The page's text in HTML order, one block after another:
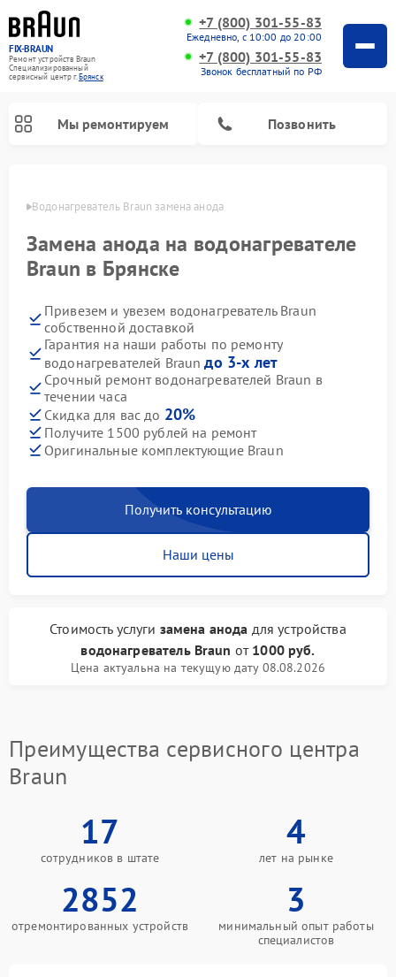
FIX-BRAUN
Ремонт устройств Braun
Специализированный
cервисный центр г.Брянск
+7 (800) 301-55-83
Ежедневно, с 10:00 до 20:00
+7 (800) 301-55-83
Звонок бесплатный по РФ
Мы ремонтируем Позвонить
Водонагреватель Braun замена анода
Замена анода на водонагревателе
Braun в Брянске
Привезем и увезем водонагреватель Braun
собственной доставкой
Гарантия на наши работы по ремонту
водонагревателей Braunдо 3-х лет
Срочный ремонт водонагревателей Braun в
течении часа
Скидка для вас до 20%
Получите 1500 рублей на ремонт
Оригинальные комплектующие Braun
Получить консультацию
Наши цены
Стоимость услуги замена анода для устройства
водонагреватель Braun от 1000 руб.
Цена актуальна на текущую дату 08.08.2026
Преимущества сервисного центра
Braun
17
сотрудников в штате
4
лет на рынке
2852
отремонтированных устройств
3
минимальный опыт работы
специалистов